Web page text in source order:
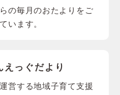
の毎月のおたよりをご
います。
えっぐだより
営する地域子育て支援